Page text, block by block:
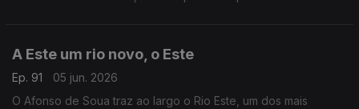
A Este um rio novo, o Este
Ep. 91
05 jun. 2026
O Afonso de Soua traz ao largo o Rio Este, um dos mais